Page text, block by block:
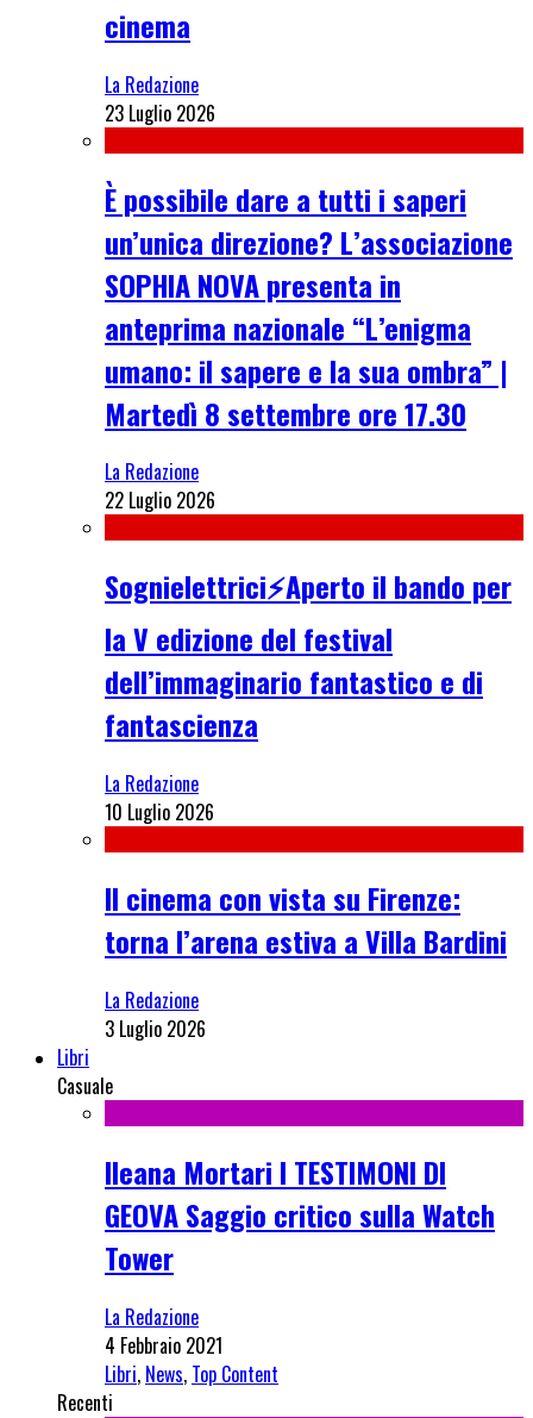
cinema
La Redazione
23 Luglio 2026
È possibile dare a tutti i saperi
un’unica direzione? L’associazione
SOPHIA NOVA presenta in
anteprima nazionale “L’enigma
umano: il sapere e la sua ombra” |
Martedì 8 settembre ore 17.30
La Redazione
22 Luglio 2026
Sognielettrici⚡Aperto il bando per
la V edizione del festival
dell’immaginario fantastico e di
fantascienza
La Redazione
10 Luglio 2026
Il cinema con vista su Firenze:
torna l’arena estiva a Villa Bardini
La Redazione
3 Luglio 2026
Libri
Casuale
Ileana Mortari I TESTIMONI DI
GEOVA Saggio critico sulla Watch
Tower
La Redazione
4 Febbraio 2021
Libri, News, Top Content
Recenti